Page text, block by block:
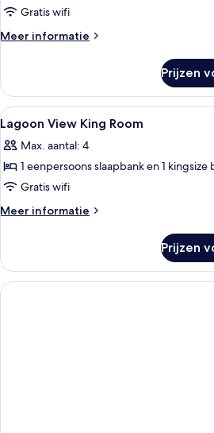
Gratis wifi
Meer informatie
Meer
kamer
Prijzen
Alle
foto's
voor
Lagoon
View
King
Luxe
2
Lagoon View King Room
Max. aantal: 4
1 eenpersoons slaapbank en 1 kingsize
Gratis wifi
Meer informatie
Meer
View
King
Room
Prijzen